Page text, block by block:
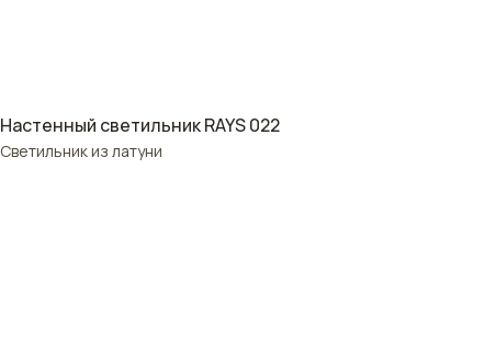
Настенный светильник RAYS 022
Светильник из латуни